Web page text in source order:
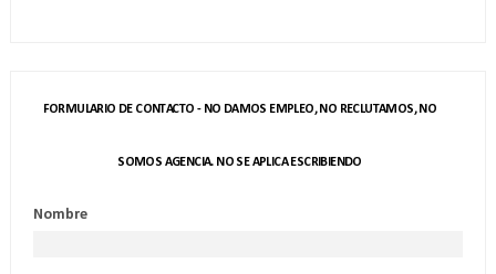
FORMULARIO DE CONTACTO - NO DAMOS EMPLEO, NO RECLUTAMOS, NO
SOMOS AGENCIA. NO SE APLICA ESCRIBIENDO
Nombre